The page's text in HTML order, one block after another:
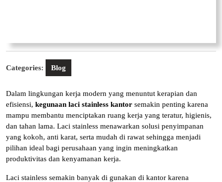
Categories: Blog
Dalam lingkungan kerja modern yang menuntut kerapian dan
efisiensi, kegunaan laci stainless kantor semakin penting karena
mampu membantu menciptakan ruang kerja yang teratur, higienis,
dan tahan lama. Laci stainless menawarkan solusi penyimpanan
yang kokoh, anti karat, serta mudah di rawat sehingga menjadi
pilihan ideal bagi perusahaan yang ingin meningkatkan
produktivitas dan kenyamanan kerja.
Laci stainless semakin banyak di gunakan di kantor karena